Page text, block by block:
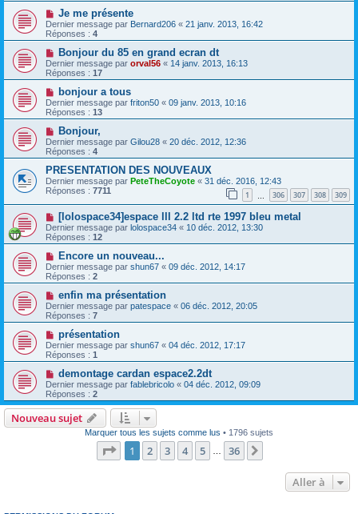
Je me présente
Dernier message par Bernard206 « 21 janv. 2013, 16:42
Réponses : 4
Bonjour du 85 en grand ecran dt
Dernier message par orval56 « 14 janv. 2013, 16:13
Réponses : 17
bonjour a tous
Dernier message par friton50 « 09 janv. 2013, 10:16
Réponses : 13
Bonjour,
Dernier message par Gilou28 « 20 déc. 2012, 12:36
Réponses : 4
PRESENTATION DES NOUVEAUX
Dernier message par PeteTheCoyote « 31 déc. 2016, 12:43
Réponses : 7711 1 306 307 308 309
[lolospace34]espace lll 2.2 ltd rte 1997 bleu metal
Dernier message par lolospace34 « 10 déc. 2012, 13:30
Réponses : 12
Encore un nouveau...
Dernier message par shun67 « 09 déc. 2012, 14:17
Réponses : 2
enfin ma présentation
Dernier message par patespace « 06 déc. 2012, 20:05
Réponses : 7
présentation
Dernier message par shun67 « 04 déc. 2012, 17:17
Réponses : 1
demontage cardan espace2.2dt
Dernier message par fablebricolo « 04 déc. 2012, 09:09
Réponses : 2
Nouveau sujet
Marquer tous les sujets comme lus • 1796 sujets
Page 1sur36
1 2 3 4 5 … 36
Aller à